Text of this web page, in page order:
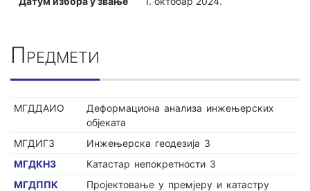
Предмети
МГДДАИО
Деформациона анализа инжењерских
објеката
МГДИГ3
Инжењерска геодезија 3
МГДКН3
Катастар непокретности 3
МГДППК
Пројектовање у премјеру и катастру